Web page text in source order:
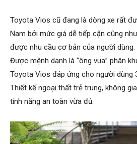
Toyota Vios cũ đang là dòng xe rất
Nam bởi mức giá dễ tiếp cận cũng
được nhu cầu cơ bản của người dùng.
Được mệnh danh là “ông vua” phân
Toyota Vios đáp ứng cho người dùng
Thiết kế ngoại thất trẻ trung, không
tính năng an toàn vừa đủ.